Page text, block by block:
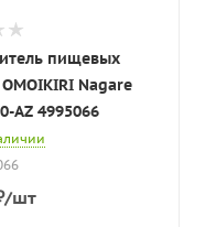
пищевых
Nagare
AZ 4995066
/шт